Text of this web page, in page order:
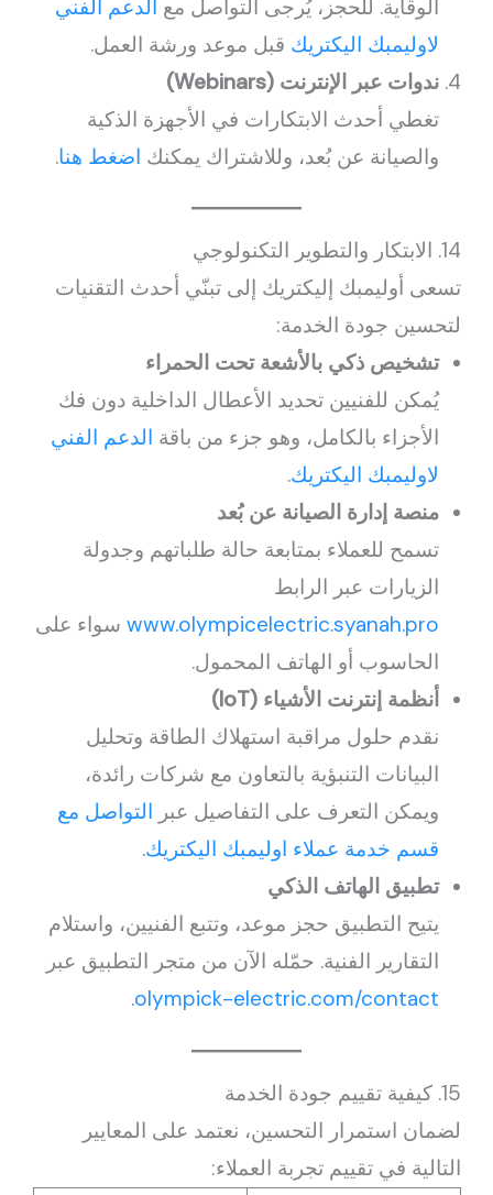
الوقاية. للحجز، يُرجى التواصل مع الدعم الفني
لاوليمبك اليكتريك قبل موعد ورشة العمل.
ندوات عبر الإنترنت (Webinars)
تغطي أحدث الابتكارات في الأجهزة الذكية
والصيانة عن بُعد، وللاشتراك يمكنك اضغط هنا.
14. الابتكار والتطوير التكنولوجي
تسعى أوليمبك إليكتريك إلى تبنّي أحدث التقنيات
لتحسين جودة الخدمة:
تشخيص ذكي بالأشعة تحت الحمراء
يُمكن للفنيين تحديد الأعطال الداخلية دون فك
الأجزاء بالكامل، وهو جزء من باقة الدعم الفني
لاوليمبك اليكتريك.
منصة إدارة الصيانة عن بُعد
تسمح للعملاء بمتابعة حالة طلباتهم وجدولة
الزيارات عبر الرابط
www.olympicelectric.syanah.pro سواء على
الحاسوب أو الهاتف المحمول.
أنظمة إنترنت الأشياء (IoT)
نقدم حلول مراقبة استهلاك الطاقة وتحليل
البيانات التنبؤية بالتعاون مع شركات رائدة،
ويمكن التعرف على التفاصيل عبر التواصل مع
قسم خدمة عملاء اوليمبك اليكتريك.
تطبيق الهاتف الذكي
يتيح التطبيق حجز موعد، وتتبع الفنيين، واستلام
التقارير الفنية. حمّله الآن من متجر التطبيق عبر
olympick-electric.com/contact
.
15. كيفية تقييم جودة الخدمة
لضمان استمرار التحسين، نعتمد على المعايير
التالية في تقييم تجربة العملاء: